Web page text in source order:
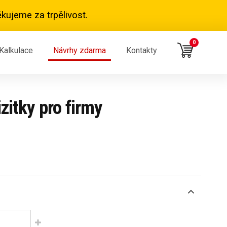
za trpělivost.
Návrhy zdarma Kontakty
0
pro firmy